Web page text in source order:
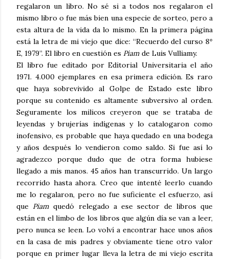
regalaron un libro. No sé si a todos nos regalaron el
mismo libro o fue más bien una especie de sorteo, pero a
esta altura de la vida da lo mismo. En la primera página
está la letra de mi viejo que dice: “Recuerdo del curso 8º
E, 1979”. El libro en cuestión es Piam de Luis Vulliamy.
El libro fue editado por Editorial Universitaria el año
1971. 4.000 ejemplares en esa primera edición. Es raro
que haya sobrevivido al Golpe de Estado este libro
porque su contenido es altamente subversivo al orden.
Seguramente los milicos creyeron que se trataba de
leyendas y brujerías indígenas y lo catalogaron como
inofensivo, es probable que haya quedado en una bodega
y años después lo vendieron como saldo. Si fue así lo
agradezco porque dudo que de otra forma hubiese
llegado a mis manos. 45 años han transcurrido. Un largo
recorrido hasta ahora. Creo que intenté leerlo cuando
me lo regalaron, pero no fue suficiente el esfuerzo, así
que Piam quedó relegado a ese sector de libros que
están en el limbo de los libros que algún día se van a leer,
pero nunca se leen. Lo volví a encontrar hace unos años
en la casa de mis padres y obviamente tiene otro valor
porque en primer lugar lleva la letra de mi viejo escrita